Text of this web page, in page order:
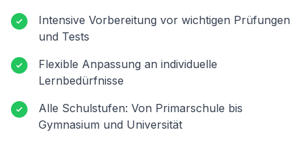
Intensive Vorbereitung vor wichtigen Prüfungen
und Tests
Flexible Anpassung an individuelle
Lernbedürfnisse
Alle Schulstufen: Von Primarschule bis
Gymnasium und Universität